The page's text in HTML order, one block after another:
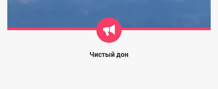
Чистый дон